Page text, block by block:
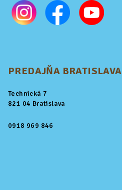
PREDAJŇA BRATISLAVA
Technická 7
821 04 Bratislava
0918 969 846